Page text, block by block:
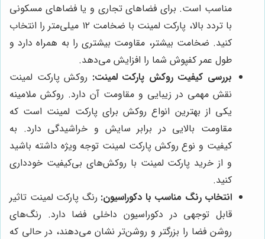
مناسب است. برای فضاهای تجاری و یا فضاهای مسکونی
با تردد بالا، پارکت لمینت با ضخامت ۱۲ میلی‌متر را انتخاب
کنید. ضخامت بیشتر، مقاومت بیشتری را به همراه دارد و
طول عمر کفپوش شما را افزایش می‌دهد.
بررسی کیفیت روکش پارکت لمینت: روکش پارکت لمینت
نقش مهمی در زیبایی و مقاومت آن دارد. روکش ملامینه
یکی از بهترین انواع روکش برای پارکت لمینت است که
مقاومت بالایی در برابر سایش و خراشیدگی دارد. به
کیفیت و نوع روکش پارکت لمینت توجه ویژه داشته باشید
و از خرید پارکت لمینت با روکش‌های بی‌کیفیت خودداری
کنید.
انتخاب رنگ مناسب با دکوراسیون: رنگ پارکت لمینت تاثیر
قابل توجهی در دکوراسیون داخلی فضا دارد. رنگ‌های
روشن فضا را بزرگتر و روشن‌تر نشان می‌دهند، در حالی که